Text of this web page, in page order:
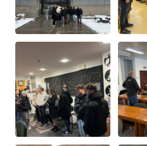
Video a audio
Virtuální prohlídka
Kontakty